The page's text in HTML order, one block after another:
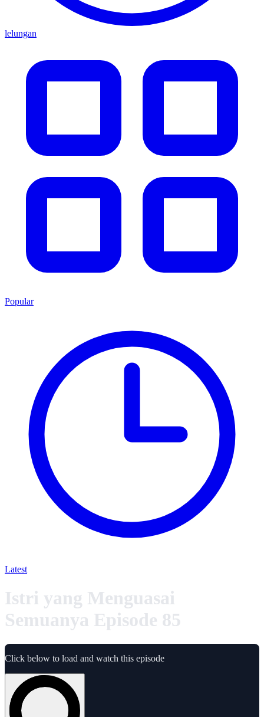
lelungan
Popular
Latest
Istri yang Menguasai
Semuanya Episode 85
Click below to load and watch this episode